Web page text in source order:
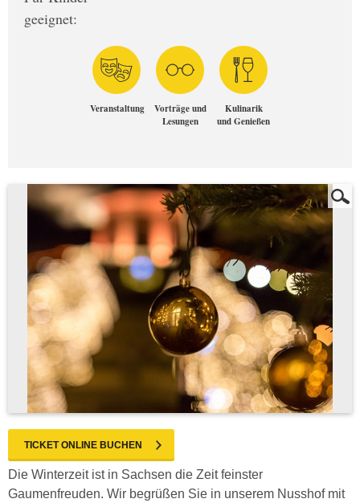
geeignet:
Veranstaltung
Vorträge und
Lesungen
Kulinarik
und Genießen
TICKET ONLINE BUCHEN
Die Winterzeit ist in Sachsen die Zeit feinster
Gaumenfreuden. Wir begrüßen Sie in unserem Nusshof mit